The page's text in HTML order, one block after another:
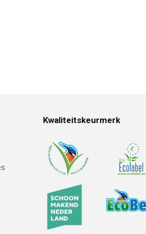
Kwaliteitskeurmerk